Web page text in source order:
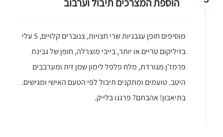
מוסיפים חופן עגבניות שרי חצויות, צנוברים קלויים, 5 עלי
בזיליקום טריים או יותר, בייבי מוצרלה, חופן של גבינת
פרמז'ן מגורדת, מלח פלפל לימון שמן זית ומערבבים
היטב. טועמים ומתקנים תיבול לפי הטעם האישי ומגישים.
בתיאבון! אהבתם? פרגנו בלייק.